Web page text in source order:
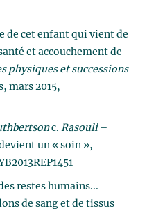
de cet enfant qui vient de
et accouchement de
physiques et successions
mars 2015,
c. Rasouli –
un « soin »,
restes humains...
de sang et de tissus